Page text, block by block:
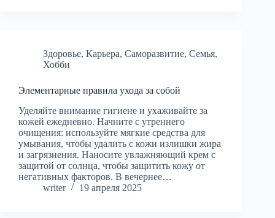
Здоровье, Карьера, Саморазвитие, Семья,
Хобби
Элементарные правила ухода за собой
Уделяйте внимание гигиене и ухаживайте за
кожей ежедневно. Начните с утреннего
очищения: используйте мягкие средства для
умывания, чтобы удалить с кожи излишки жира
и загрязнения. Наносите увлажняющий крем с
защитой от солнца, чтобы защитить кожу от
негативных факторов. В вечернее…
writer
19 апреля 2025